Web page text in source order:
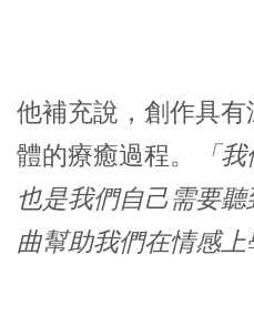
他補充說，創作具
體的療癒過程。
「
也是我們自己需要
曲幫助我們在情感上